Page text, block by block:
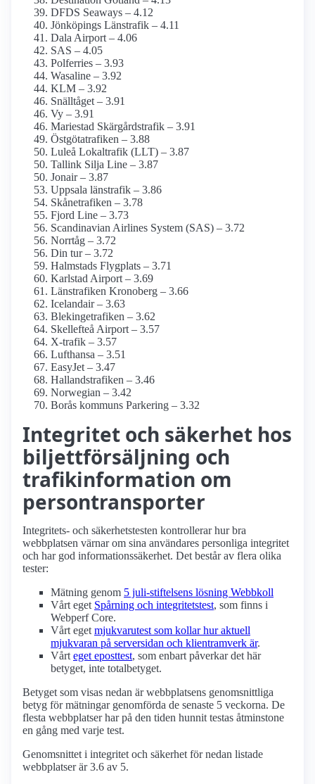
DFDS Seaways – 4.12
Jönköpings Länstrafik – 4.11
Dala Airport – 4.06
SAS – 4.05
Polferries – 3.93
Wasaline – 3.92
KLM – 3.92
Snälltåget – 3.91
Vy – 3.91
Mariestad Skärgårdstrafik – 3.91
Östgötatrafiken – 3.88
Luleå Lokaltrafik (LLT) – 3.87
Tallink Silja Line – 3.87
Jonair – 3.87
Uppsala länstrafik – 3.86
Skånetrafiken – 3.78
Fjord Line – 3.73
Scandinavian Airlines System (SAS) – 3.72
Norrtåg – 3.72
Din tur – 3.72
Halmstads Flygplats – 3.71
Karlstad Airport – 3.69
Länstrafiken Kronoberg – 3.66
Icelandair – 3.63
Blekingetrafiken – 3.62
Skellefteå Airport – 3.57
X-trafik – 3.57
Lufthansa – 3.51
EasyJet – 3.47
Hallandstrafiken – 3.46
Norwegian – 3.42
Borås kommuns Parkering – 3.32
Integritet och säkerhet hos
biljettförsäljning och
trafikinformation om
persontransporter
Integritets- och säkerhetstesten kontrollerar hur bra
webbplatsen värnar om sina användares personliga integritet
och har god informations­säkerhet. Det består av flera olika
tester:
Mätning genom 5 juli-stiftelsens lösning Webbkoll
Vårt eget Spårning och integritetstest, som finns i
Webperf Core.
Vårt eget mjukvarutest som kollar hur aktuell
mjukvaran på serversidan och klient­ramverk är.
Vårt eget eposttest, som enbart påverkar det här
betyget, inte totalbetyget.
Betyget som visas nedan är webbplatsens genomsnittliga
betyg för mätningar genomförda de senaste 5 veckorna. De
flesta webbplatser har på den tiden hunnit testas åtminstone
en gång med varje test.
Genomsnittet i integritet och säkerhet för nedan listade
webbplatser är 3.6 av 5.